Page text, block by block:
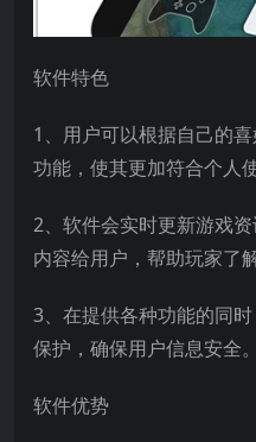
软件特色
1、用户可以根据自己的
功能，使其更加符合个人
2、软件会实时更新游戏
内容给用户，帮助玩家了
3、在提供各种功能的同
保护，确保用户信息安全。
软件优势